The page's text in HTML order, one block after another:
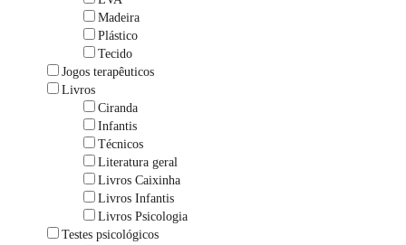
Madeira
Plástico
Tecido
Jogos terapêuticos
Livros
Ciranda
Infantis
Técnicos
Literatura geral
Livros Caixinha
Livros Infantis
Livros Psicologia
Testes psicológicos